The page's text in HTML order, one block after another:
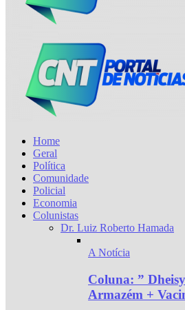
Home
Geral
Política
Comunidade
Policial
Economia
Colunistas
Dr. Luiz Roberto Hamada
A Notícia
Coluna: ”
Armazém +